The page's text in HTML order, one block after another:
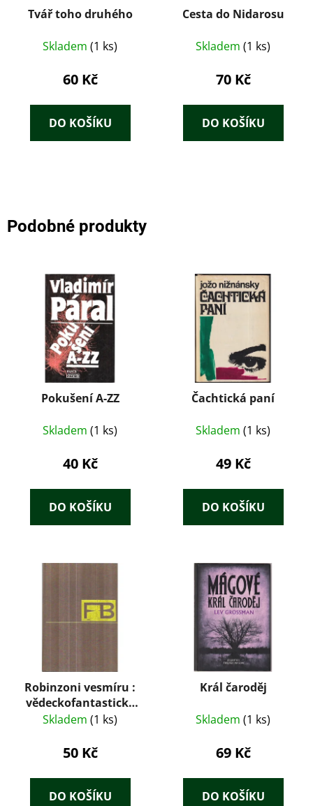
Tvář toho druhého
Skladem (1 ks)
60 Kč
DO KOŠÍKU
Cesta do Nidarosu
Skladem (1 ks)
70 Kč
DO KOŠÍKU
Podobné produkty
Pokušení A-ZZ
Skladem (1 ks)
40 Kč
DO KOŠÍKU
Čachtická paní
Skladem (1 ks)
49 Kč
DO KOŠÍKU
Robinzoni vesmíru :
vědeckofantastický
román
Skladem (1 ks)
50 Kč
DO KOŠÍKU
Král čaroděj
Skladem (1 ks)
69 Kč
DO KOŠÍKU